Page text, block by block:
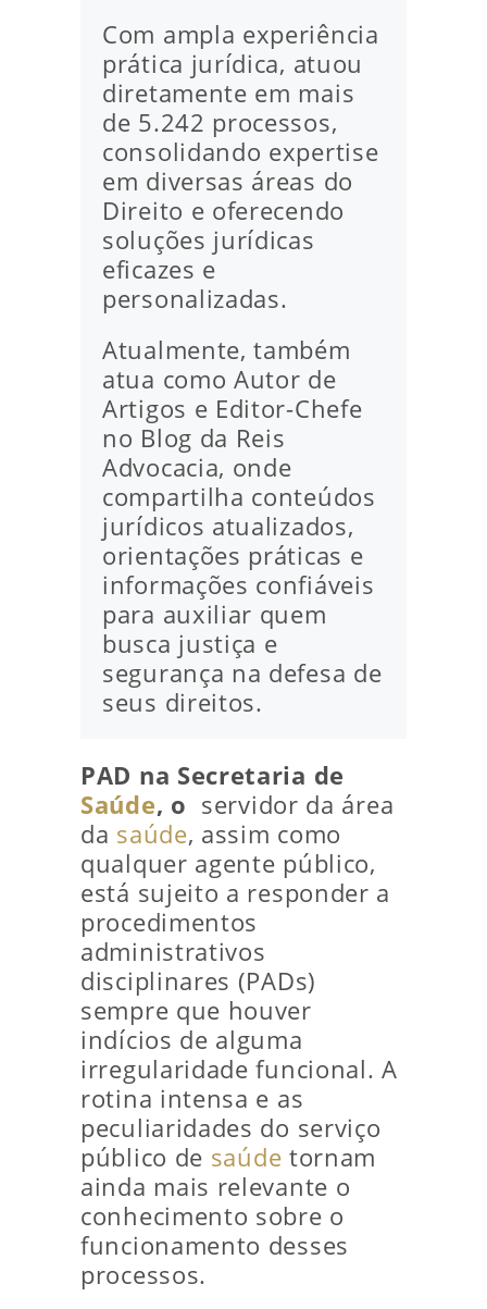
Com ampla experiência
prática jurídica, atuou
diretamente em mais
de 5.242 processos,
consolidando expertise
em diversas áreas do
Direito e oferecendo
soluções jurídicas
eficazes e
personalizadas.
Atualmente, também
atua como Autor de
Artigos e Editor-Chefe
no Blog da Reis
Advocacia, onde
compartilha conteúdos
jurídicos atualizados,
orientações práticas e
informações confiáveis
para auxiliar quem
busca justiça e
segurança na defesa de
seus direitos.
PAD na Secretaria de
Saúde, o servidor da área
da saúde, assim como
qualquer agente público,
está sujeito a responder a
procedimentos
administrativos
disciplinares (PADs)
sempre que houver
indícios de alguma
irregularidade funcional. A
rotina intensa e as
peculiaridades do serviço
público de saúde tornam
ainda mais relevante o
conhecimento sobre o
funcionamento desses
processos.